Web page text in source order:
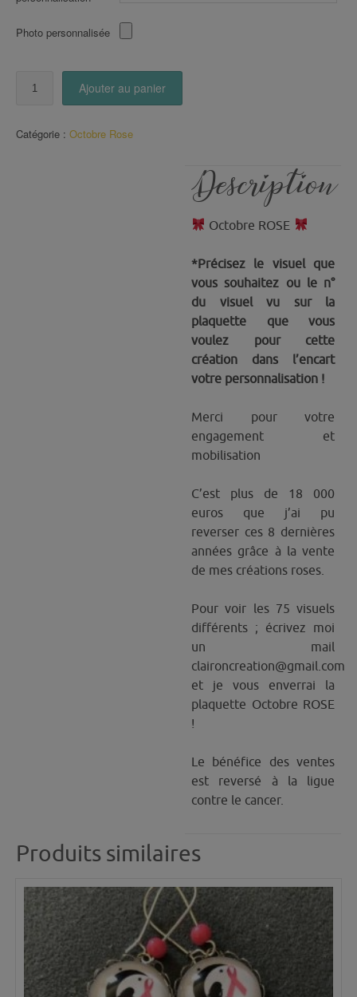
Photo personnalisée
OCTOBRE
Ajouter au panier
Catégorie : Octobre Rose
Description
Octobre ROSE
*Précisez le visuel que
vous souhaitez ou le n°
du visuel vu sur la
plaquette que vous
voulez pour cette
création dans l’encart
votre personnalisation !
Merci pour votre
engagement et
mobilisation
C’est plus de 18 000
euros que j’ai pu
reverser ces 8 dernières
années grâce à la vente
de mes créations roses.
Pour voir les 75 visuels
différents ; écrivez moi
un mail
claironcreation@gmail.com
et je vous enverrai la
plaquette Octobre ROSE
!
Le bénéfice des ventes
est reversé à la ligue
contre le cancer.
Produits similaires